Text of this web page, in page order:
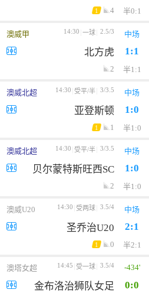
1 4 半0:1
澳威甲 14:30 一球 2.5/3 中场
北方虎 1:1
2 半1:1
澳威北超 14:30 受平/半 3/3.5 中场
亚登斯顿 1:0
1 1 半1:0
澳威北超 14:30 受平/半 3/3.5 中场
贝尔蒙特斯旺西SC 1:0
2 半1:0
澳威U20 14:30 受两球 3.5/4 中场
圣乔治U20 2:1
1 0 半2:1
澳塔女超 14:45 受一球 3.5/4 -434'
金布洛治狮队女足 0:0